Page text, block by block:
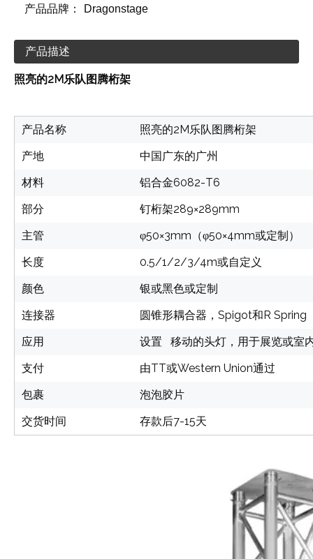
产品品牌： Dragonstage
产品描述
照亮的2M乐队图腾桁架
产品名称
照亮的2M乐队图腾桁架
产地
中国广东的广州
材料
铝合金6082-T6
部分
钉桁架289×289mm
主管
φ50×3mm（φ50×4mm或定制）
长度
0.5/1/2/3/4m或自定义
颜色
银或黑色或定制
连接器
圆锥形耦合器，Spigot和R Spring
应用
设置 移动的头灯，用于展览或室
支付
由TT或Western Union通过
包裹
泡泡胶片
交货时间
存款后7-15天